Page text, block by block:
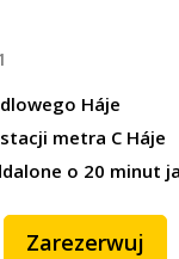
Háje
metra C Háje
o 20 minut
Zarezerwuj